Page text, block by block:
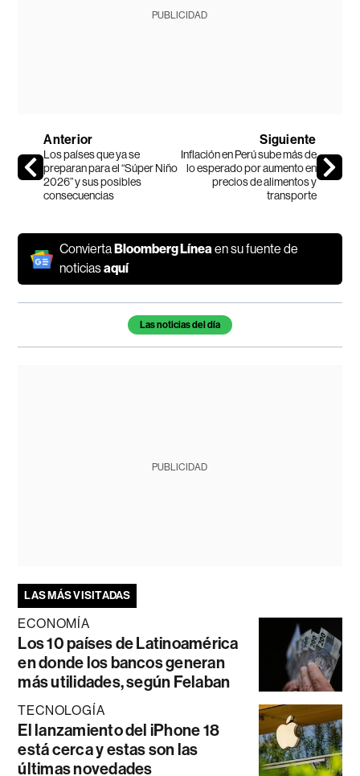
PUBLICIDAD
Anterior
Los países que ya se
preparan para el “Súper Niño
2026” y sus posibles
consecuencias
Siguiente
Inflación en Perú sube más de
lo esperado por aumento en
precios de alimentos y
transporte
Convierta Bloomberg Líneaen su fuente de
noticiasaquí
Temas de este artículoLas noticias del día
PUBLICIDAD
LAS MÁS VISITADAS
ECONOMÍA
Los 10 países de Latinoamérica
en donde los bancos generan
más utilidades, según Felaban
TECNOLOGÍA
El lanzamiento del iPhone 18
está cerca y estas son las
últimas novedades